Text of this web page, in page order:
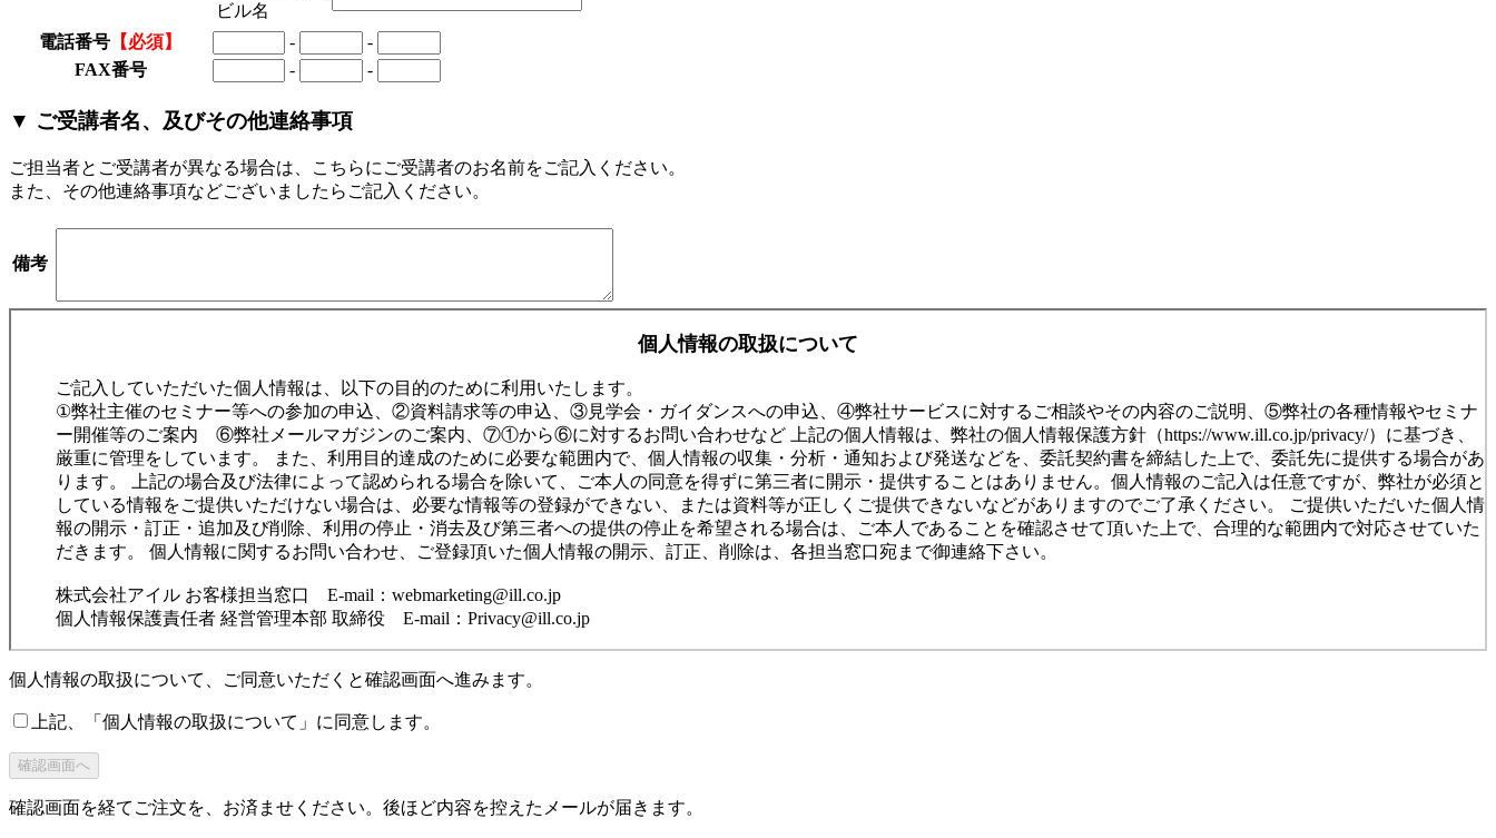
ビル名
電話番号 【必須】 -
-
FAX番号
- -
▼ ご受講者名、及びその他連絡事項
ご担当者とご受講者が異なる場合は、こちらにご受講者のお名前をご記入ください。
また、その他連絡事項などございましたらご記入ください。
備考
個人情報の取扱について
ご記入していただいた個人情報は、以下の目的のために利用いたします。
①弊社主催のセミナー等への参加の申込、②資料請求等の申込、③見学会・ガイダンスへの申込、④弊社サービスに対するご相談やその内容のご説明、⑤弊社の各種情報やセミナ
ー開催等のご案内 ⑥弊社メールマガジンのご案内、⑦①から⑥に対するお問い合わせなど 上記の個人情報は、弊社の個人情報保護方針（https://www.ill.co.jp/privacy/）に基づき、
厳重に管理をしています。 また、利用目的達成のために必要な範囲内で、個人情報の収集・分析・通知および発送などを、委託契約書を締結した上で、委託先に提供する場合があ
ります。 上記の場合及び法律によって認められる場合を除いて、ご本人の同意を得ずに第三者に開示・提供することはありません。個人情報のご記入は任意ですが、弊社が必須と
している情報をご提供いただけない場合は、必要な情報等の登録ができない、または資料等が正しくご提供できないなどがありますのでご了承ください。 ご提供いただいた個人情
報の開示・訂正・追加及び削除、利用の停止・消去及び第三者への提供の停止を希望される場合は、ご本人であることを確認させて頂いた上で、合理的な範囲内で対応させていた
だきます。 個人情報に関するお問い合わせ、ご登録頂いた個人情報の開示、訂正、削除は、各担当窓口宛まで御連絡下さい。
株式会社アイル お客様担当窓口 E-mail：webmarketing@ill.co.jp
個人情報保護責任者 経営管理本部 取締役 E-mail：Privacy@ill.co.jp
個人情報の取扱について、ご同意いただくと確認画面へ進みます。
上記、「個人情報の取扱について」に同意します。
確認画面を経てご注文を、お済ませください。後ほど内容を控えたメールが届きます。